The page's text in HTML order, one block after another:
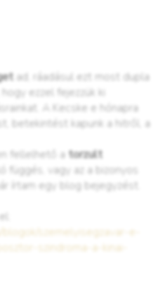
ad, ráadásul ezt most dupla
ezzel fejezzük ki
A Kecske e hónapra
betekintést kapunk a hitről, a
fellelhető a torzult
függés, vagy az a bizonyos
írtam egy blog bejegyzést.
szemelyisegzavar-e-
szindroma-a-kinai-